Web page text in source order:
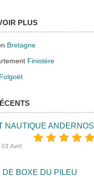
PLUS
Bretagne
Finistère
Folgoët
NAUTIQUE ANDERNOS
03 Avril
DE BOXE DU PILEU